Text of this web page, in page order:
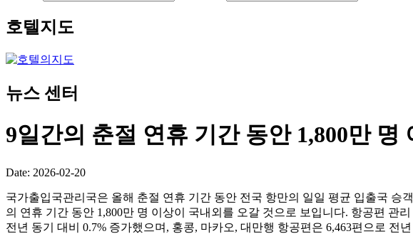
호텔지도
뉴스 센터
9일간의 춘절 연휴 기간 동안 1,800만
Date: 2026-02-20
국가출입국관리국은 올해 춘절 연휴 기간 동안 전국 항만의 일일 평균 입출국 승
의 연휴 기간 동안 1,800만 명 이상이 국내외를 오갈 것으로 보입니다. 항공편 관
전년 동기 대비 0.7% 증가했으며, 홍콩, 마카오, 대만행 항공편은 6,463편으로 전